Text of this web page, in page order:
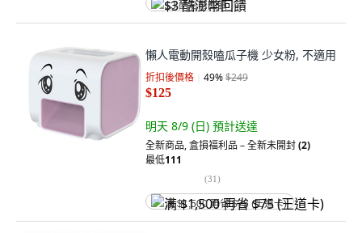
$3 酷澎幣回饋
懶人電動開殼嗑瓜子機 少女粉, 不適用
折扣後價格 49%$249
$125
明天 8/9 (日) 預計送達
全新商品,盒損福利品 – 全新未開封(2)
最低111
(31)
满 $1,500 再省 $75 (王道卡)